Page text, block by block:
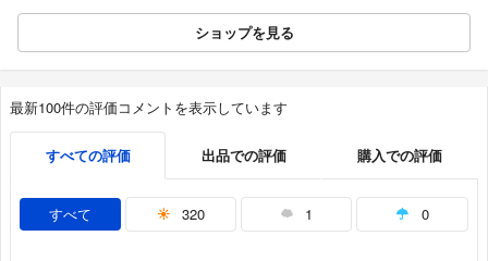
ショップを見る
最新100件の評価コメントを表示しています
すべての評価 出品での評価 購入での評価
すべて 320 1 0